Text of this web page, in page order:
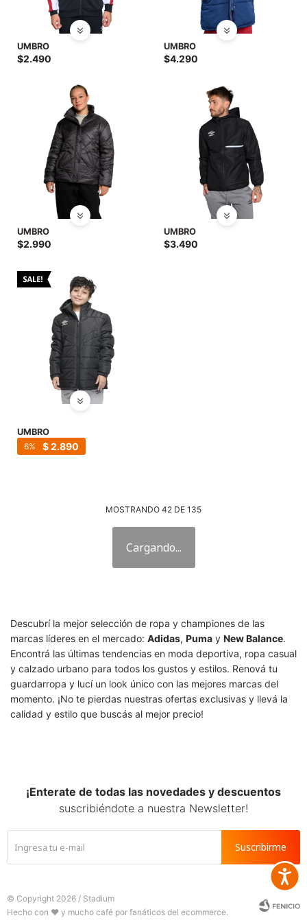
UMBRO
$2.490
UMBRO
$4.290
UMBRO
$2.990
UMBRO
$3.490
UMBRO
$2.890
6
MOSTRANDO 42 DE 135
Descubrí la mejor selección de ropa y championes de las
marcas líderes en el mercado: Adidas, Puma y New Balance.
Encontrá las últimas tendencias en moda deportiva, ropa casual
y calzado urbano para todos los gustos y estilos. Renová tu
guardarropa y lucí un look único con las mejores marcas del
momento. ¡No te pierdas nuestras ofertas exclusivas y llevá la
calidad y estilo que buscás al mejor precio!
¡Enterate de todas las novedades y descuentos
suscribiéndote a nuestra Newsletter!
Suscribirme
© Copyright 2026 / Stadium
      